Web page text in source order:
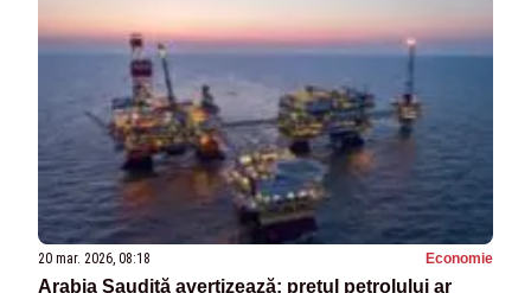
20 mar. 2026, 08:18 Economie
Arabia Saudită avertizează: prețul petrolului ar